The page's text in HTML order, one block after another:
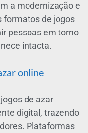
a modernização e
formatos de jogos
pessoas em torno
intacta.
online
de azar
digital, trazendo
Plataformas